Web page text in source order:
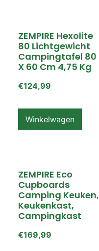
ZEMPIRE Hexolite
80 Lichtgewicht
Campingtafel 80
X 60 Cm 4,75 Kg
€124,99
Winkelwagen
ZEMPIRE Eco
Cupboards
Camping Keuken,
Keukenkast,
Campingkast
€169,99